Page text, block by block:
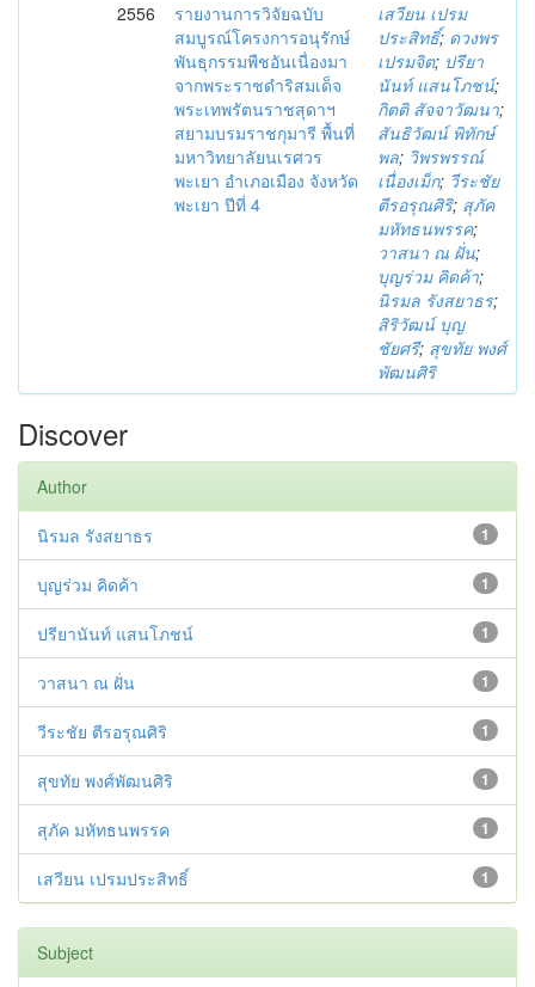
2556
รายงานการวิจัยฉบับ
สมบูรณ์โครงการอนุรักษ์
พันธุกรรมพืชอันเนื่องมา
จากพระราชดำริสมเด็จ
พระเทพรัตนราชสุดาฯ
สยามบรมราชกุมารี พื้นที่
มหาวิทยาลัยนเรศวร
พะเยา อำเภอเมือง จังหวัด
พะเยา ปีที่ 4
เสวียน เปรม
ประสิทธิ์; ดวงพร
เปรมจิต; ปรียา
นันท์ แสนโภชน์;
กิตติ สัจจาวัฒนา;
สันธิวัฒน์ พิทักษ์
พล; วิพรพรรณ์
เนื่องเม็ก; วีระชัย
ตีรอรุณศิริ; สุภัค
มหัทธนพรรค;
วาสนา ณ ฝั่น;
บุญร่วม คิดค้า;
นิรมล รังสยาธร;
สิริวัฒน์ บุญ
ชัยศรี; สุขทัย พงศ์
พัฒนศิริ
Discover
Author
1
นิรมล รังสยาธร
1
บุญร่วม คิดค้า
1
ปรียานันท์ แสนโภชน์
1
วาสนา ณ ฝั่น
1
วีระชัย ตีรอรุณศิริ
1
สุขทัย พงศ์พัฒนศิริ
1
สุภัค มหัทธนพรรค
1
เสวียน เปรมประสิทธิ์
Subject